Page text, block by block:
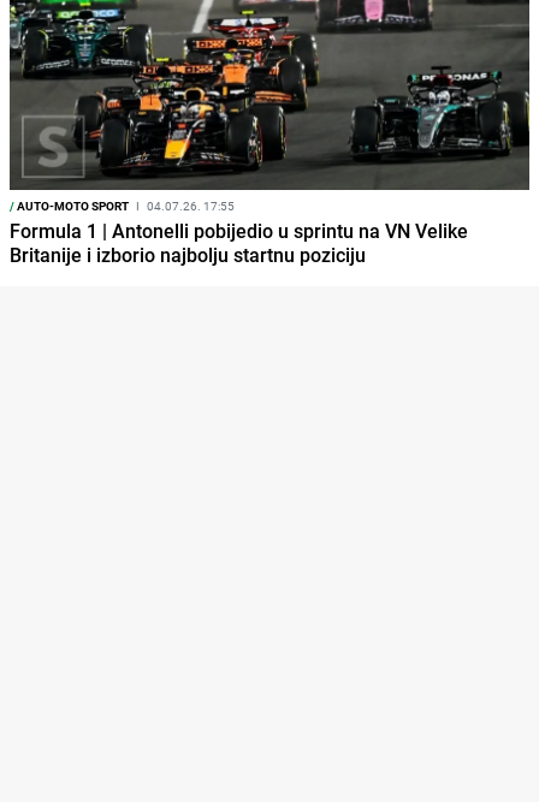
/AUTO-MOTO SPORT I 04.07.26. 17:55
Formula 1 | Antonelli pobijedio u sprintu na VN Velike
Britanije i izborio najbolju startnu poziciju